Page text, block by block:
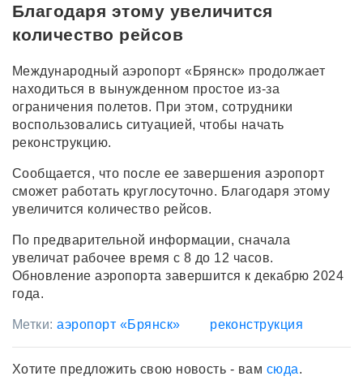
Благодаря этому увеличится
количество рейсов
Международный аэропорт «Брянск» продолжает
находиться в вынужденном простое из-за
ограничения полетов. При этом, сотрудники
воспользовались ситуацией, чтобы начать
реконструкцию.
Сообщается, что после ее завершения аэропорт
сможет работать круглосуточно. Благодаря этому
увеличится количество рейсов.
По предварительной информации, сначала
увеличат рабочее время с 8 до 12 часов.
Обновление аэропорта завершится к декабрю 2024
года.
Метки:аэропорт «Брянск» реконструкция
Хотите предложить свою новость - вам сюда.